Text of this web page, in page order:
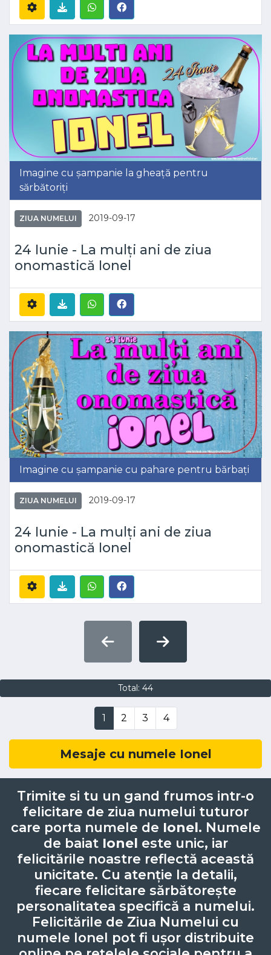
Imagine cu șampanie la gheață pentru
sărbătoriți
ZIUA NUMELUI 2019-09-17
24 Iunie - La mulți ani de ziua
onomastică Ionel
Imagine cu șampanie cu pahare pentru bărbați
ZIUA NUMELUI 2019-09-17
24 Iunie - La mulți ani de ziua
onomastică Ionel
Total: 44
1 2 3 4
Mesaje cu numele Ionel
Trimite si tu un gand frumos intr-o
felicitare de ziua numelui tuturor
care porta numele de Ionel. Numele
de baiat Ionel este unic, iar
felicitările noastre reflectă această
unicitate. Cu atenție la detalii,
fiecare felicitare sărbătorește
personalitatea specifică a numelui.
Felicitările de Ziua Numelui cu
numele Ionel pot fi ușor distribuite